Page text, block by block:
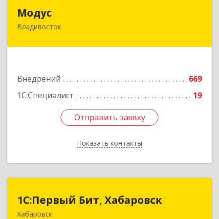
Модус
Владивосток
Внедрений
669
1С:Специалист
19
Отправить заявку
Показать контакты
690034, Приморский край, Владивосток г,
Отправить заявку
Назад
1С:Первый Бит, Хабаровск
Хабаровск
1С:Первый Бит, Хабаровск
680030, Хабаровский край, Хабаровск г,